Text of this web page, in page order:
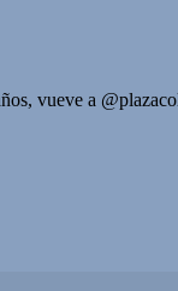
vueve a